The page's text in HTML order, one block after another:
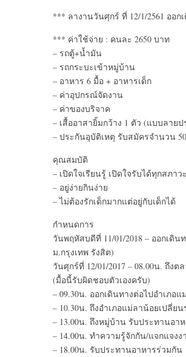
*** ลางานวันศุกร์ ที่ 12/1/2561 ออก
*** ค่าใช้จ่าย : คนละ 2650 บาท
– รถตู้+น้ำมัน
– รถกระบะเข้าหมู่บ้าน
– อาหาร 6 มื้อ + อาหารเด็ก
– ค่าอุปกรณ์จัดงาน
– ค่าของบริจาค
– เสื้ออาสายิ้มกว้าง 1 ตัว (แบบลา
– ประกันอุบัติเหตุ รับสมัครจำนวน
คุณสมบัติ
– เปิดใจเรียนรู้ เปิดใจรับได้ทุกสภาวะ
– อยู่ง่ายกินง่าย
– ไม่ต้องรักเด็กมากแต่อยู่กับเด็กได้
กำหนดการ
วันพฤหัสบดีที่ 11/01/2018 – ออกเดิ
ม.กรุงเทพ รังสิต)
วันศุกร์ที่ 12/01/2017 – 08.00น. ถึง
(มื้อนี้รับผิดชอบตัวเองครับ)
– 09.30น. ออกเดินทางต่อไปอำเภอแ
– 10.30น. ถึงอำเภอแม่ลาน้อยเปลี่ย
– 13.00น. ถึงหมู่บ้าน รับประทานอา
– 14.00น. ทำความรู้จักกัน/แจกแจง
– 18.00น. รับประทานอาหารร่วมกัน